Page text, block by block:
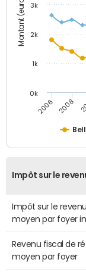
Montant (euros)
2006 2008
0k
1k
2k
3k
Impôt sur le
Impôt sur le
moyen par foyer
Revenu fiscal de
moyen par foyer